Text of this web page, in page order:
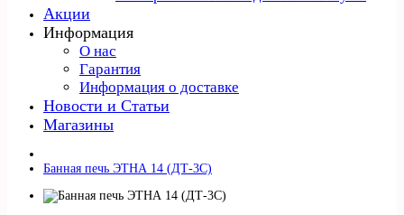
Акции
Информация
О нас
Гарантия
Информация о доставке
Новости и Статьи
Магазины
Банная печь ЭТНА 14 (ДТ-3С)